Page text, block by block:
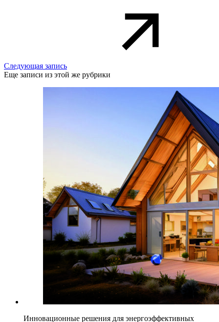
Следующая запись
Еще записи из этой же рубрики
Инновационные решения для энергоэффективных